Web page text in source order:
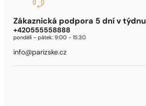
Zákaznická podpora 5 dní v týdnu
+420555558888
pondělí – pátek:9:00 - 15:30
info@parizske.cz